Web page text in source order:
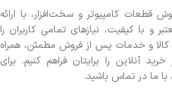
کامپیوتر و سخت‌افزار، با ارائه
و با کیفیت، نیازهای تمامی کاربران را
کالا و خدمات پس از فروش مطمئن، همراه
آنلاین را برایتان فراهم کنیم. برای
ما در تماس باشید.